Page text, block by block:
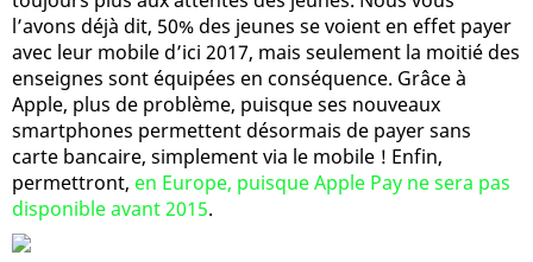
l’avons déjà dit, 50% des jeunes se voient en effet payer
avec leur mobile d’ici 2017, mais seulement la moitié des
enseignes sont équipées en conséquence. Grâce à
Apple, plus de problème, puisque ses nouveaux
smartphones permettent désormais de payer sans
carte bancaire, simplement via le mobile ! Enfin,
permettront, en Europe, puisque Apple Pay ne sera pas
disponible avant 2015.